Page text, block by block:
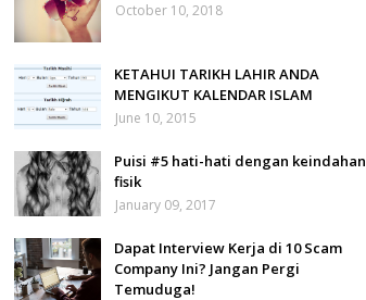
October 10, 2018
KETAHUI TARIKH LAHIR ANDA
MENGIKUT KALENDAR ISLAM
June 10, 2015
Puisi #5 hati-hati dengan keindahan
fisik
January 09, 2017
Dapat Interview Kerja di 10 Scam
Company Ini? Jangan Pergi
Temuduga!